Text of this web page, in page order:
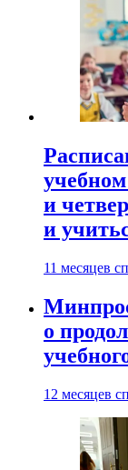
и
и
11 месяцев
о
12 месяцев